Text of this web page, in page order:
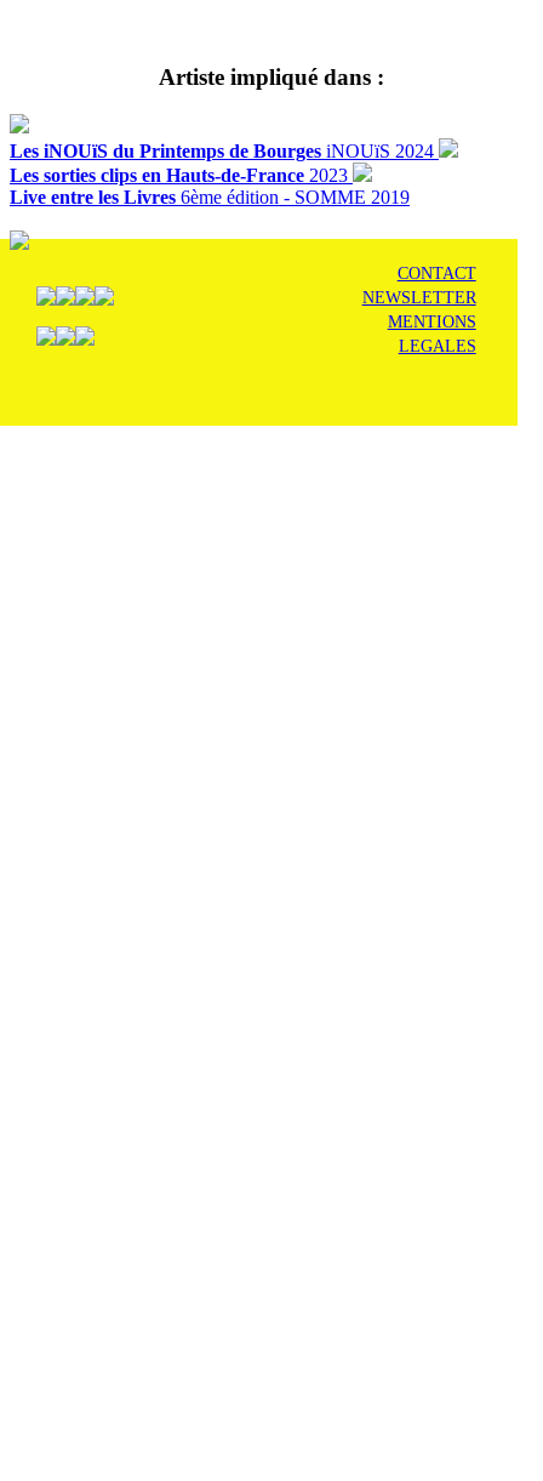
Artiste impliqué dans :
Les iNOUïS du Printemps de Bourges iNOUïS 2024
Les sorties clips en Hauts-de-France 2023
Live entre les Livres 6ème édition - SOMME 2019
CONTACT
NEWSLETTER
MENTIONS
LEGALES